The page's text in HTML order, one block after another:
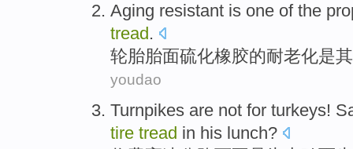
Aging resistant is one ofthe
tread .
轮胎胎面硫化橡胶的耐老化是
youdao
Turnpikes are not for turkeys!
tire tread in his lunch?